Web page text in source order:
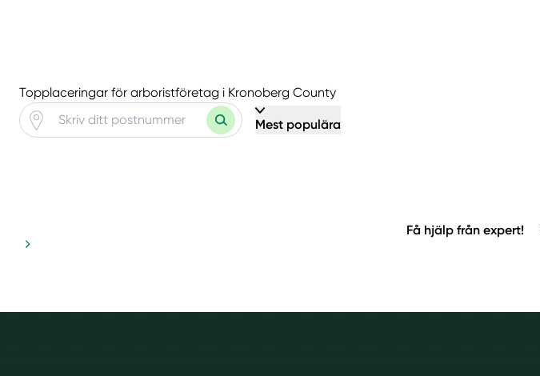
Topplaceringar för arboristföretag i Kronoberg County
Mest populära
Få hjälp från expert!